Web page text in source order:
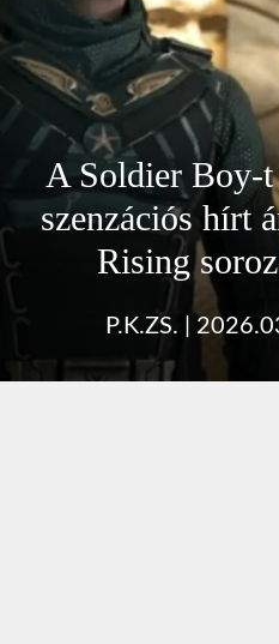
A Soldier Boy-
szenzációs hírt
Rising
P.K.ZS.